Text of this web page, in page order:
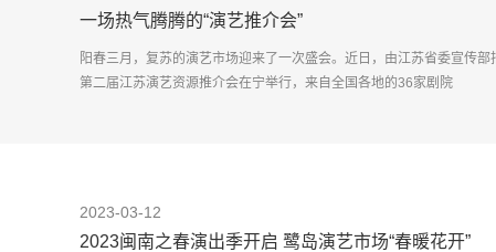
一场热气腾腾的“演艺推介会”
阳春三月，复苏的演艺市场迎来了一次盛会。近日，由江苏省委宣传
第二届江苏演艺资源推介会在宁举行，来自全国各地的36家剧院
2023-03-12
2023闽南之春演出季开启 鹭岛演艺市场“春暖花开”